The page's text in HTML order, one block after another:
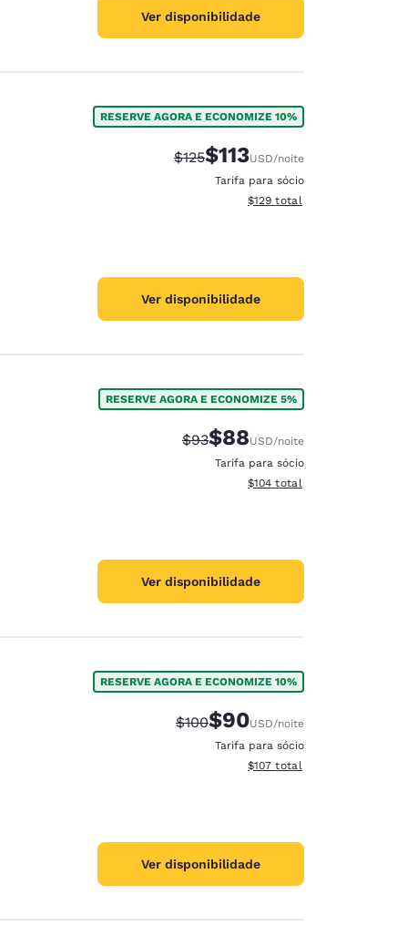
Ver disponibilidade
RESERVE AGORA E ECONOMIZE 10%
Tarifa anterior “tachada”:
$125Tarifa com desconto:
$113USD/noite
Tarifa para sócio
Exibir detalhes do total
$129 total
Ver disponibilidade
RESERVE AGORA E ECONOMIZE 5%
Tarifa anterior “tachada”:
$93Tarifa com desconto:
$88USD/noite
Tarifa para sócio
Exibir detalhes do total
$104 total
Ver disponibilidade
RESERVE AGORA E ECONOMIZE 10%
Tarifa anterior “tachada”:
$100Tarifa com desconto:
$90USD/noite
Tarifa para sócio
Exibir detalhes do total
$107 total
Ver disponibilidade